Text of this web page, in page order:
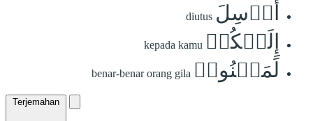
أُرۡسِلَ diutus
إِلَيۡكُمۡ kepada kamu
لَمَجۡنُونٞ benar-benar orang gila
Terjemahan